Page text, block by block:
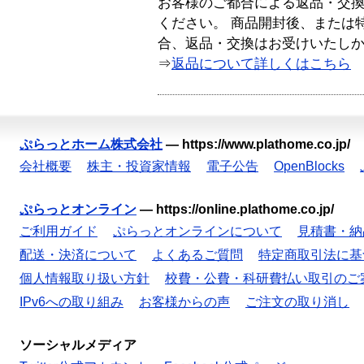
お客様のご都合による返品・交
ください。 商品開封後、または
合、返品・交換はお受けいたし
⇒返品について詳しくはこちら
ぷらっとホーム株式会社 — https://www.plathome.co.jp/
会社概要
株主・投資家情報 電子公告 OpenBlocks
ぷらっとオンライン — https://online.plathome.co.jp/
ご利用ガイド
ぷらっとオンラインについて
見積書・
配送・決済について
よくあるご質問
特定商取引法に
個人情報取り扱い方針
校費・公費・科研費払い取引のご
IPv6への取り組み
お客様からの声 ご注文の取り消し
ソーシャルメディア